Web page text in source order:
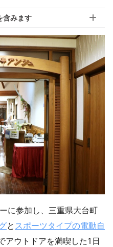
含みます
に参加し、三重県大台町
とスポーツタイプの電動自
アウトドアを満喫した1日